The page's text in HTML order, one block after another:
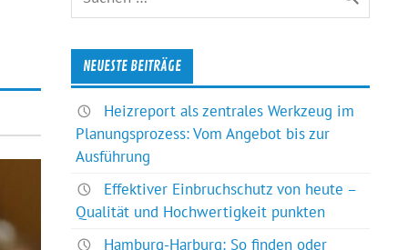
NEUESTE BEITRÄGE
Heizreport als zentrales Werkzeug im
Planungsprozess: Vom Angebot bis zur
Ausführung
Effektiver Einbruchschutz von heute –
Qualität und Hochwertigkeit punkten
Hamburg-Harburg: So finden oder